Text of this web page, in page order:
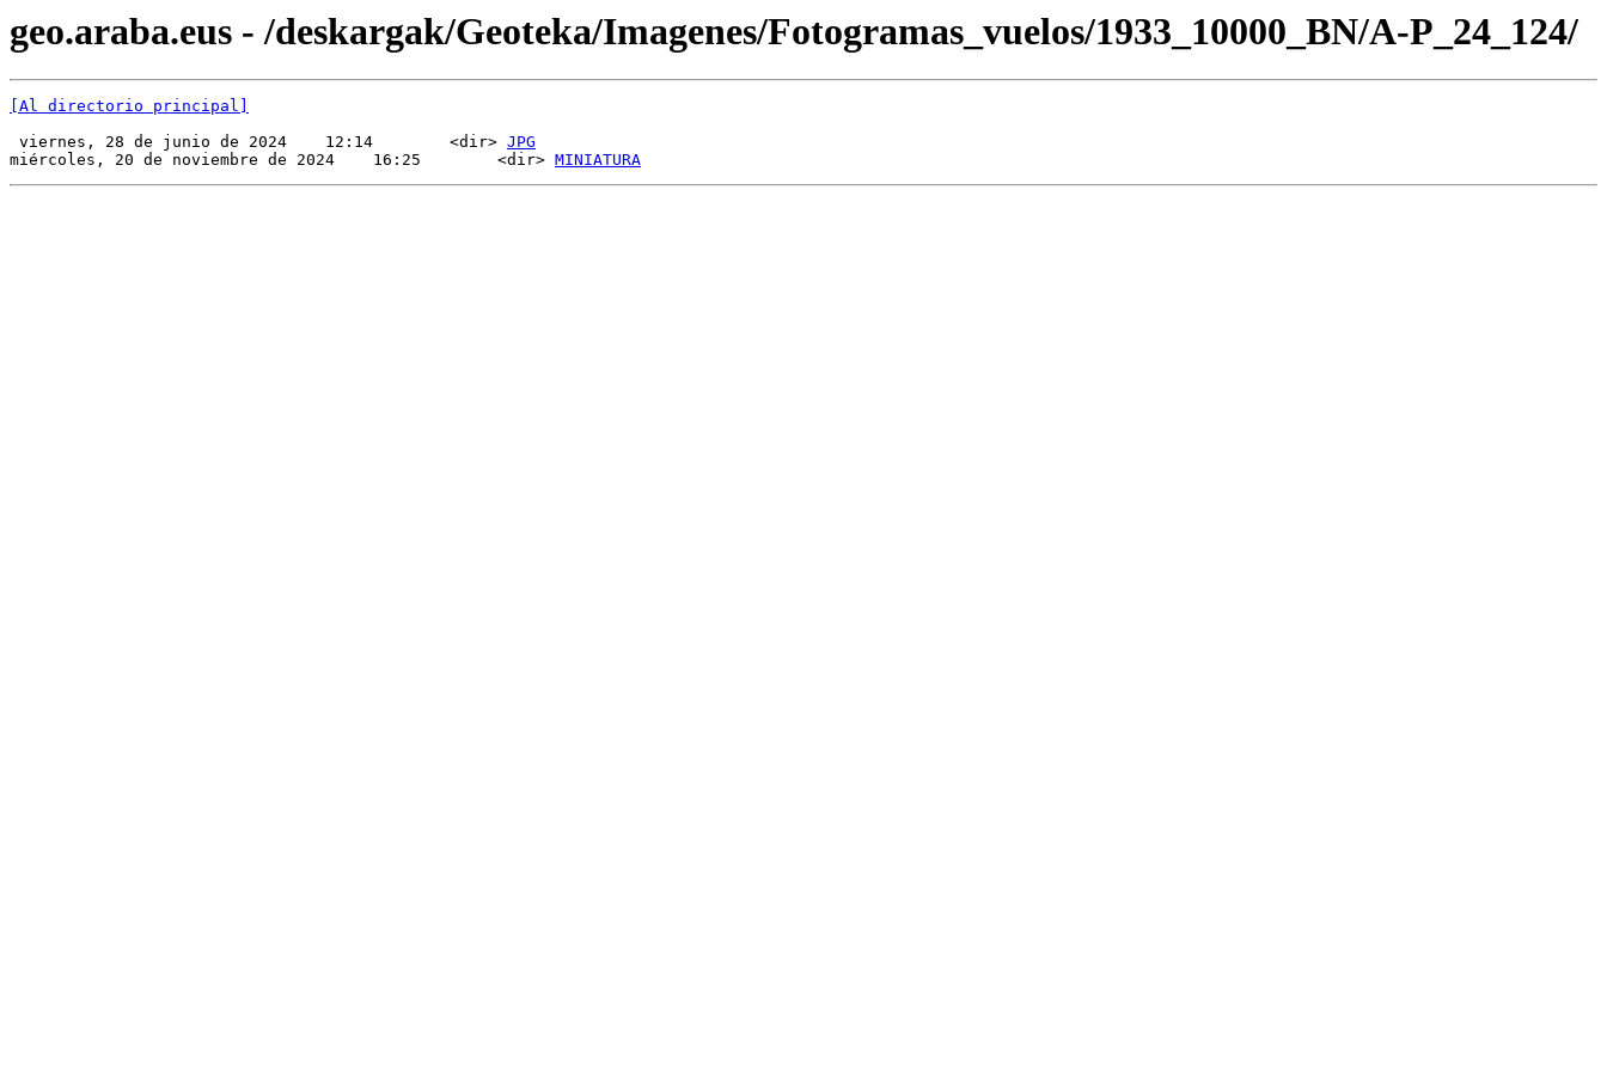
geo.araba.eus - /deskargak/Geoteka/Imagenes/Fotogramas_vuelos/1933_10000_BN/A-P_24_124/
[Al directorio principal]
viernes, 28 de junio de 2024    12:14        <dir> JPG
miércoles, 20 de noviembre de 2024    16:25        <dir> MINIATURA